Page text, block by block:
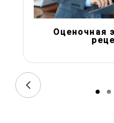
Оценочная